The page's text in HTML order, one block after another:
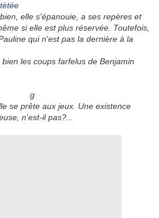
elle s'épanouie, a ses repères et
si elle est plus réservée. Toutefois,
qui n'est pas la dernière à la
les coups farfelus de Benjamin
se prête aux jeux. Une existence
n'est-il pas?...